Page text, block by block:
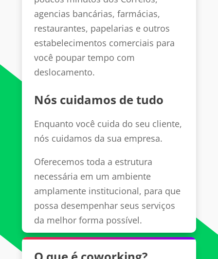
agencias bancárias, farmácias,
restaurantes, papelarias e outros
estabelecimentos comerciais para
você poupar tempo com
deslocamento.
Nós cuidamos de tudo
Enquanto você cuida do seu cliente,
nós cuidamos da sua empresa.
Oferecemos toda a estrutura
necessária em um ambiente
amplamente institucional, para que
possa desempenhar seus serviços
da melhor forma possível.